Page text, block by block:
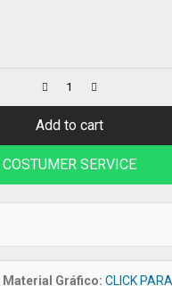
Add to cart
COSTUMER SERVICE
Gráfico: CLICK PARA